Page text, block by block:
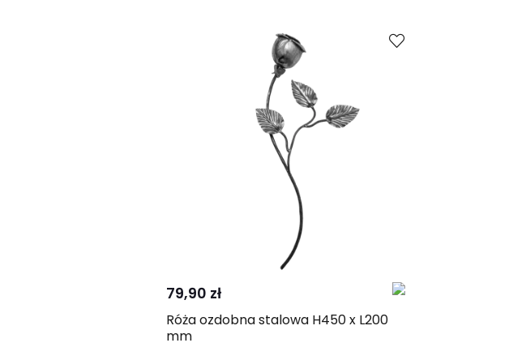
Porównaj
79,90 zł
Róża ozdobna stalowa H450 x L200
mm